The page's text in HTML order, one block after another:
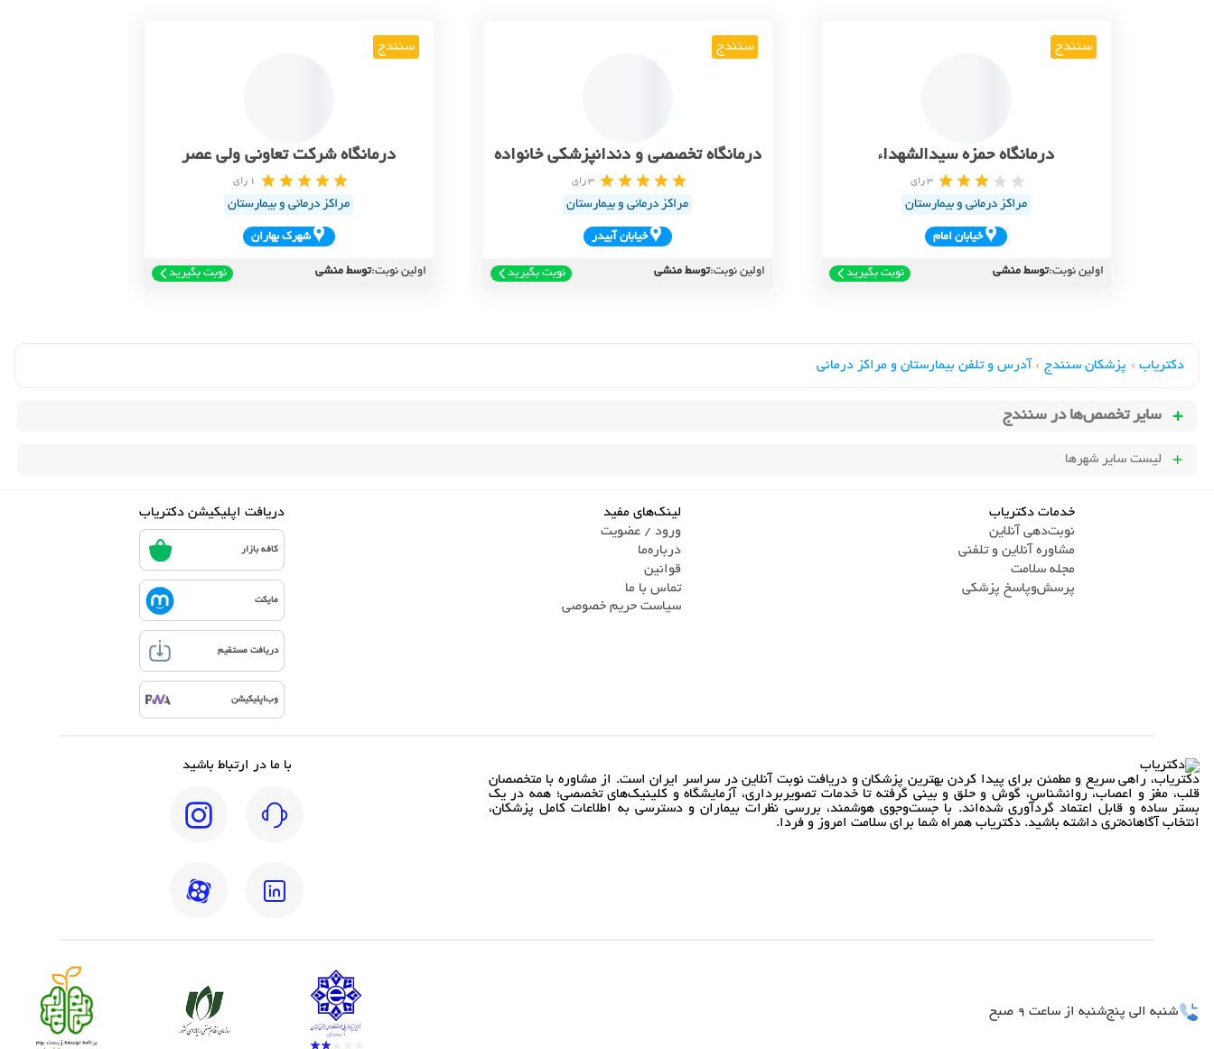
سنندج
درمانگاه حمزه سیدالشهداء
3 رای
مراکز درمانی و بیمارستان
خيابان امام
اولین نوبت:توسط منشی نوبت بگیرید
سنندج
درمانگاه تخصصی و دندانپزشکی خانواده
3 رای
مراکز درمانی و بیمارستان
خيابان آبيدر
اولین نوبت:توسط منشی نوبت بگیرید
سنندج
درمانگاه شرکت تعاونی ولی عصر
1 رای
مراکز درمانی و بیمارستان
شهرک بهاران
اولین نوبت:توسط منشی نوبت بگیرید
دکتریاب › پزشکان سنندج › آدرس و تلفن بیمارستان و مراکز درمانی
سایر تخصص‌ها در سنندج
لیست سایر شهرها
خدمات دکتریاب
نوبت‌دهی آنلاین
مشاوره آنلاین و تلفنی
مجله سلامت
پرسش‌و‌پاسخ پزشکی
لینک‌های مفید
ورود / عضویت
درباره‌ما
قوانین
تماس ‌با ما
سیاست حریم خصوصی
دریافت اپلیکیشن دکتریاب
کافه بازار
مایکت
دریافت مستقیم
وب‌اپلیکیشن
دکتریاب، راهی سریع و مطمئن برای پیدا کردن بهترین پزشکان و دریافت نوبت آنلاین در سراسر ایران است. از مشاوره با متخصصان
قلب، مغز و اعصاب، روانشناس، گوش و حلق و بینی گرفته تا خدمات تصویربرداری، آزمایشگاه و کلینیک‌های تخصصی؛ همه در یک
بستر ساده و قابل اعتماد گردآوری شده‌اند. با جست‌وجوی هوشمند، بررسی نظرات بیماران و دسترسی به اطلاعات کامل پزشکان،
انتخاب آگاهانه‌تری داشته باشید. دکتریاب همراه شما برای سلامت امروز و فردا.
با ما در ارتباط باشید
شنبه الی پنج‌شنبه از ساعت 9 صبح